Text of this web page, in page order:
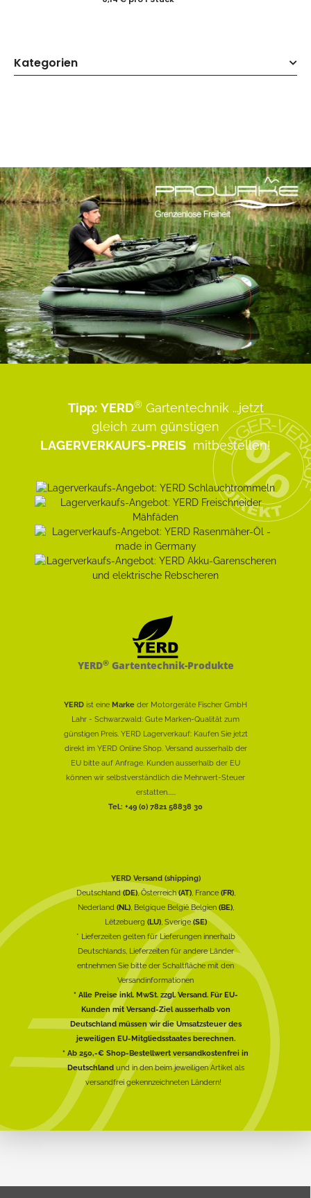
Kategorien
Tipp: YERD® Gartentechnik ...jetzt
gleich zum günstigen
LAGERVERKAUFS-PREIS mitbestellen!
YERD®Gartentechnik-Produkte
YERD ist eine Marke der Motorgeräte Fischer GmbH
Lahr - Schwarzwald: Gute Marken-Qualität zum
günstigen Preis. YERD Lagerverkauf: Kaufen Sie jetzt
direkt im YERD Online Shop. Versand ausserhalb der
EU bitte auf Anfrage. Kunden ausserhalb der EU
können wir selbstverständlich die Mehrwert-Steuer
erstatten......
Tel.: +49 (0) 7821 58838 30
YERD Versand (shipping)
Deutschland(DE), Österreich(AT), France (FR),
Nederland (NL), Belgique België Belgien (BE),
Lëtzebuerg (LU), Sverige(SE)
* Lieferzeiten gelten für Lieferungen innerhalb
Deutschlands, Lieferzeiten für andere Länder
entnehmen Sie bitte der Schaltfläche mit den
Versandinformationen
* Alle Preise inkl. MwSt. zzgl. Versand. Für EU-
Kunden mit Versand-Ziel ausserhalb von
Deutschland müssen wir die Umsatzsteuer des
jeweiligen EU-Mitgliedsstaates berechnen.
* Ab 250,-€ Shop-Bestellwert versandkostenfrei in
Deutschlandund in den beim jeweiligen Artikel als
versandfrei gekennzeichneten Ländern!